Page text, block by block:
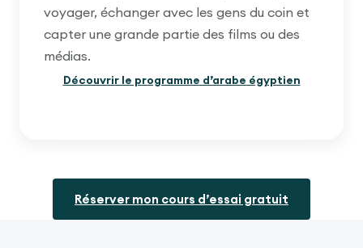
voyager, échanger avec les gens du coin et
capter une grande partie des films ou des
médias.
Découvrir le programme d’arabe égyptien
Réserver mon cours d’essai gratuit